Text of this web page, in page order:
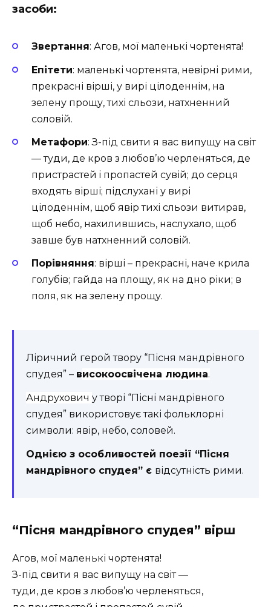
засоби:
Звертання: Агов, мої маленькі чортенята!
Епітети: маленькі чортенята, невірні рими,
прекрасні вірші, у вирі цілоденнім, на
зелену прощу, тихі сльози, натхненний
соловій.
Метафори: З-під свити я вас випущу на світ
— туди, де кров з любов’ю черленяться, де
пристрастей i пропастей сувій; до серця
входять вірші; підслухані у вирі
цілоденнім, щоб явір тихі сльози витирав,
щоб небо, нахилившись, наслухало, щоб
завше був натхненний соловій.
Порівняння: вірші – прекрасні, наче крила
голубів; гайда на площу, як на дно ріки; в
поля, як на зелену прощу.
Ліричний герой твору “Пісня мандрівного
спудея” – високоосвічена людина.
Андрухович у творі “Пісні мандрівного
спудея” використовує такі фольклорні
символи: явір, небо, соловей.
Однією з особливостей поезії “Пісня
мандрівного спудея” є відсутність рими.
“Пісня мандрівного спудея” вірш
Агов, мої маленькі чортенята!
З-під свити я вас випущу на світ —
туди, де кров з любов’ю черленяться,